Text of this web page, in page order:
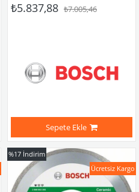
₺5.837,88 ₺7.005,46
Sepete Ekle
%17 İndirim
Ücretsiz Kargo